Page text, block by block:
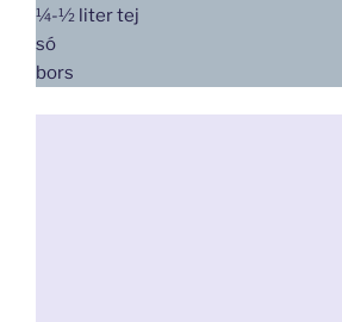
¼-½ liter tej
só
bors